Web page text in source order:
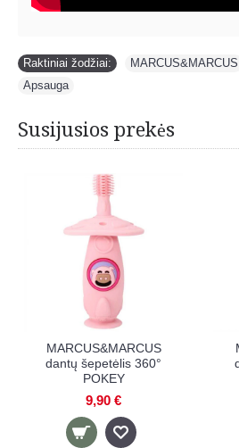
Raktiniai žodžiai: MARCUS&MARCUS
Apsauga
Susijusios prekės
BABYONO saugus dantų
šepetukas su siurbtuku,
nuo 12 mėn., 1 vnt.
4,20 €